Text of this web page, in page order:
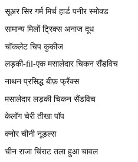
सूअर सिर गर्म मिर्च हार्ड पनीर स्मोक्ड
सामान्य मिलों ट्रिक्स अनाज दूध
चॉकलेट चिप कुकीज
लड़की-fil-एक मसालेदार चिकन सैंडविच
नाथन प्रसिद्ध बीफ़ फ्रैंक्स
मसालेदार लड़की चिकन सैंडविच
केलॉग चेरी तीखा पॉप
क्नोर चीनी नूडल्स
चीन राजा चिंराट तला हुआ चावल